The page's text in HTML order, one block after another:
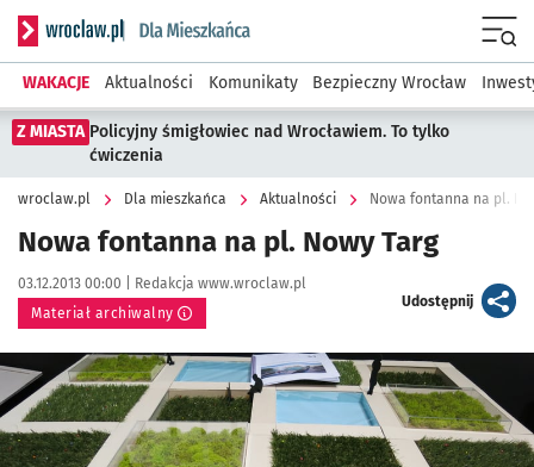
Serwis informacyjny wroclaw.pl podserwis: Dla mieszkańca
WAKACJE Aktualności Komunikaty Bezpieczny Wrocław
Z MIASTA Policyjny śmigłowiec nad Wrocławiem. To tylko
ćwiczenia
wroclaw.pl Dla mieszkańca Aktualności Nowa fontanna na pl.
Nowa fontanna na pl. Nowy Targ
Data publikacji:
03.12.2013 00:00 | Autor:
Redakcja www.wroclaw.pl
Materiał archiwalny
Udostępnijartykuł
Kliknij, aby powiększyć